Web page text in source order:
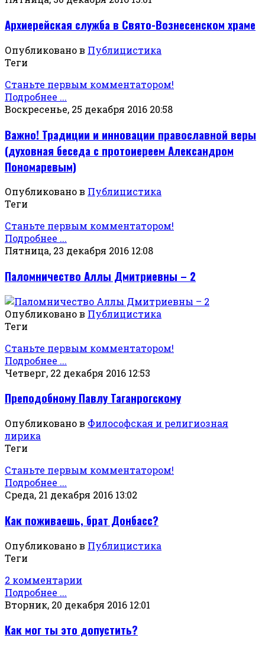
Архиерейская служба в Свято-Вознесенском храме
Опубликовано в Публицистика
Теги
Станьте первым комментатором!
Подробнее ...
Воскресенье, 25 декабря 2016 20:58
Важно! Традиции и инновации православной веры
(духовная беседа с протоиереем Александром
Пономаревым)
Опубликовано в Публицистика
Теги
Станьте первым комментатором!
Подробнее ...
Пятница, 23 декабря 2016 12:08
Паломничество Аллы Дмитриевны – 2
Опубликовано в Публицистика
Теги
Станьте первым комментатором!
Подробнее ...
Четверг, 22 декабря 2016 12:53
Преподобному Павлу Таганрогскому
Опубликовано в Философская и религиозная
лирика
Теги
Станьте первым комментатором!
Подробнее ...
Среда, 21 декабря 2016 13:02
Как поживаешь, брат Донбасс?
Опубликовано в Публицистика
Теги
2 комментарии
Подробнее ...
Вторник, 20 декабря 2016 12:01
Как мог ты это допустить?